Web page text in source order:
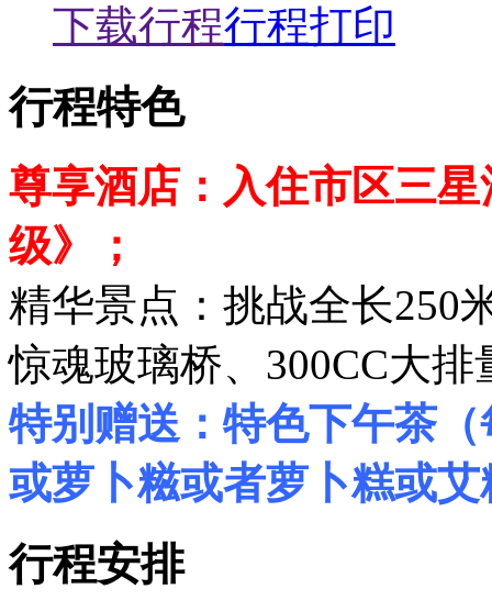
下载行程行程打印
行程特色
尊享酒店：入住市区三
级》；
精华景点：挑战全长250
惊魂玻璃桥、300CC大
特别赠送：特色下午茶
或萝卜糍或者萝卜糕或艾
行程安排